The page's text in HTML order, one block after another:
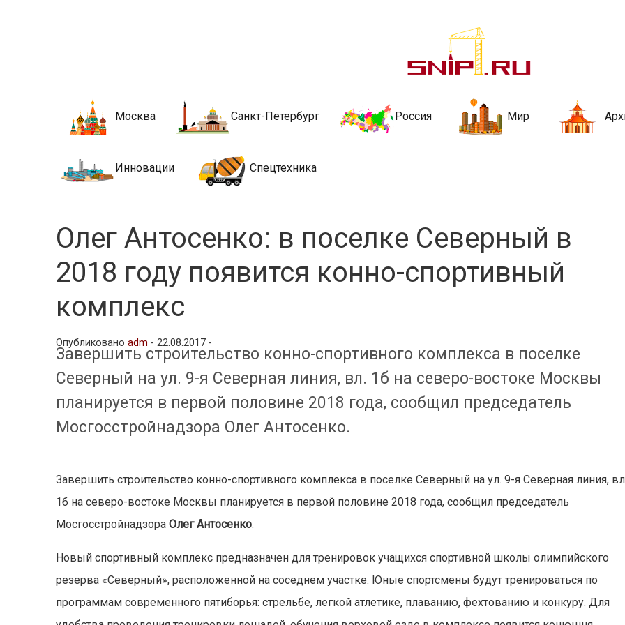
Новости строительства и
стройкой рубрики
Москва Санкт-Петербург Россия Мир
Инновации Спецтехника
Олег Антосенко: в поселке Северный в
2018 году появится конно-спортивный
комплекс
Опубликованоadm -22.08.2017 -
Завершить строительство конно-спортивного комплекса в поселке
Северный на ул. 9-я Северная линия, вл. 1б на северо-востоке Москвы
планируется в первой половине 2018 года, сообщил председатель
Мосгосстройнадзора Олег Антосенко.
Завершить строительство конно-спортивного комплекса в поселке Северный на ул. 9-я Северная линия,
1б на северо-востоке Москвы планируется в первой половине 2018 года, сообщил председатель
МосгосстройнадзораОлег Антосенко.
Новый спортивный комплекс предназначен для тренировок учащихся спортивной школы олимпийского
резерва «Северный», расположенной на соседнем участке. Юные спортсмены будут тренироваться по
программам современного пятиборья: стрельбе, легкой атлетике, плаванию, фехтованию и конкуру. Для